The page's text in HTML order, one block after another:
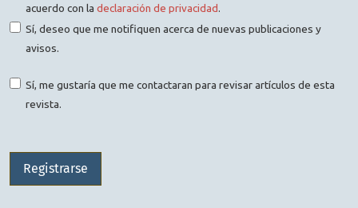
acuerdo con ladeclaración de privacidad.
Sí, deseo que me notifiquen acerca de nuevas publicaciones y
avisos.
Sí, me gustaría que me contactaran para revisar artículos de esta
revista.
Registrarse